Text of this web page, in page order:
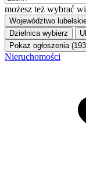
możesz też wybrać
Województwo
Dzielnica wybierz
Pokaż ogłoszenia
Nieruchomości